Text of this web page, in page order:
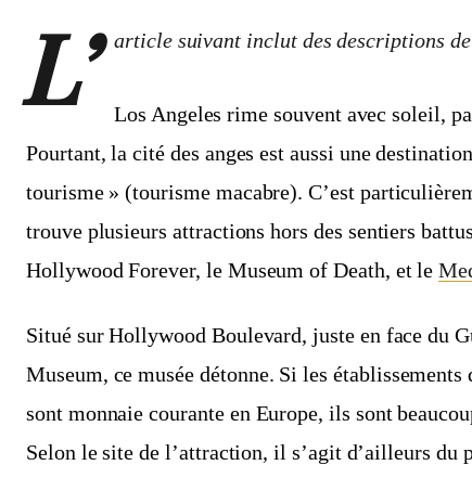
L’ article suivant inclut des descriptions
Los Angeles rime souvent avec soleil,
Pourtant, la cité des anges est aussi une
tourisme » (tourisme macabre). C’est
trouve plusieurs attractions hors des sentiers
Hollywood Forever, le Museum of Death, et le
Situé sur Hollywood Boulevard, juste en face du
Museum, ce musée détonne. Si les
sont monnaie courante en Europe, ils sont
Selon le site de l’attraction, il s’agit d’ailleurs du